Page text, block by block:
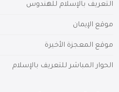
التعريف بالإسلام للهندوس
موقع الإيمان
موقع المعجزة الأخيرة
الحوار المباشر للتعريف بالإسلام